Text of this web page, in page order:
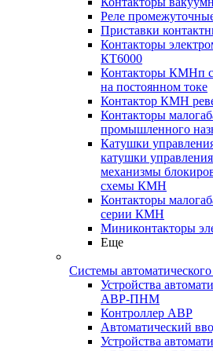
Реле
Приставки
Контакторы
КТ6000
Контакторы КМНп с
на постоянном токе
Контактор КМН
Контакторы
промышленного
Катушки
катушки
механизмы
схемы КМН
Контакторы
серии КМН
Миниконтакторы
Еще
Системы
Устройства
АВР-ПНМ
Контроллер АВР
Автоматический
Устройства